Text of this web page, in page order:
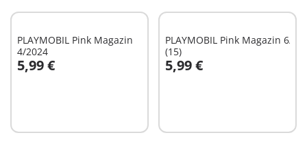
PLAYMOBIL Pink Magazin
4/2024
5,99 €
In den Warenkorb
PLAYMOBIL Pink Magazin 6/
(15)
5,99 €
In den Warenkorb